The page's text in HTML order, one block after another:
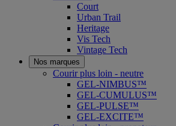
Court
Urban Trail
Heritage
Vis Tech
Vintage Tech
Nos marques
Courir plus loin - neutre
GEL-NIMBUS™
GEL-CUMULUS™
GEL-PULSE™
GEL-EXCITE™